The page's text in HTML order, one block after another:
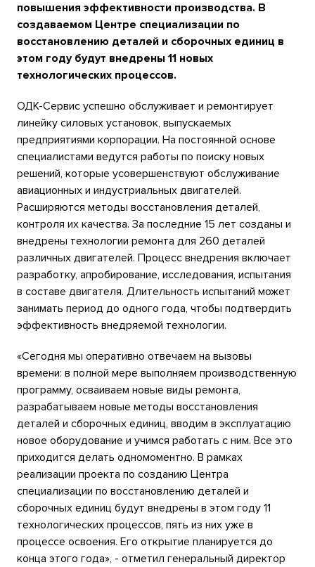
повышения эффективности производства. В
создаваемом Центре специализации по
восстановлению деталей и сборочных единиц в
этом году будут внедрены 11 новых
технологических процессов.
ОДК-Сервис успешно обслуживает и ремонтирует
линейку силовых установок, выпускаемых
предприятиями корпорации. На постоянной основе
специалистами ведутся работы по поиску новых
решений, которые усовершенствуют обслуживание
авиационных и индустриальных двигателей.
Расширяются методы восстановления деталей,
контроля их качества. За последние 15 лет созданы и
внедрены технологии ремонта для 260 деталей
различных двигателей. Процесс внедрения включает
разработку, апробирование, исследования, испытания
в составе двигателя. Длительность испытаний может
занимать период до одного года, чтобы подтвердить
эффективность внедряемой технологии.
«Сегодня мы оперативно отвечаем на вызовы
времени: в полной мере выполняем производственную
программу, осваиваем новые виды ремонта,
разрабатываем новые методы восстановления
деталей и сборочных единиц, вводим в эксплуатацию
новое оборудование и учимся работать с ним. Все это
приходится делать одномоментно. В рамках
реализации проекта по созданию Центра
специализации по восстановлению деталей и
сборочных единиц будут внедрены в этом году 11
технологических процессов, пять из них уже в
процессе освоения. Его открытие планируется до
конца этого года», - отметил генеральный директор